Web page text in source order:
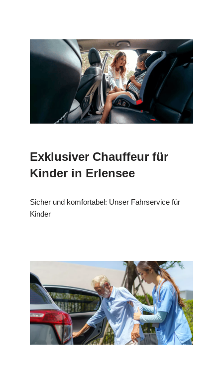
Exklusiver Chauffeur für
Kinder in Erlensee
Sicher und komfortabel: Unser Fahrservice für
Kinder